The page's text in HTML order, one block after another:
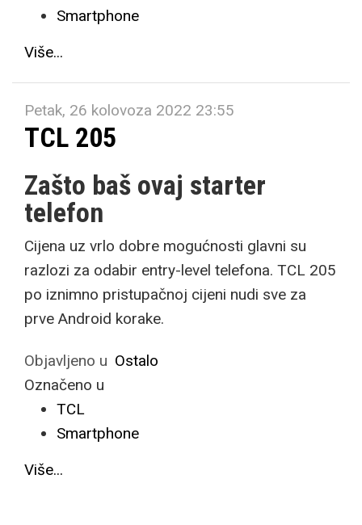
Smartphone
Više...
Petak, 26 kolovoza 2022 23:55
TCL 205
Zašto baš ovaj starter
telefon
Cijena uz vrlo dobre mogućnosti glavni su
razlozi za odabir entry-level telefona. TCL 205
po iznimno pristupačnoj cijeni nudi sve za
prve Android korake.
Objavljeno u Ostalo
Označeno u
TCL
Smartphone
Više...